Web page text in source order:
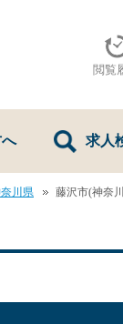
閲覧
求人
川県 藤沢市(神奈